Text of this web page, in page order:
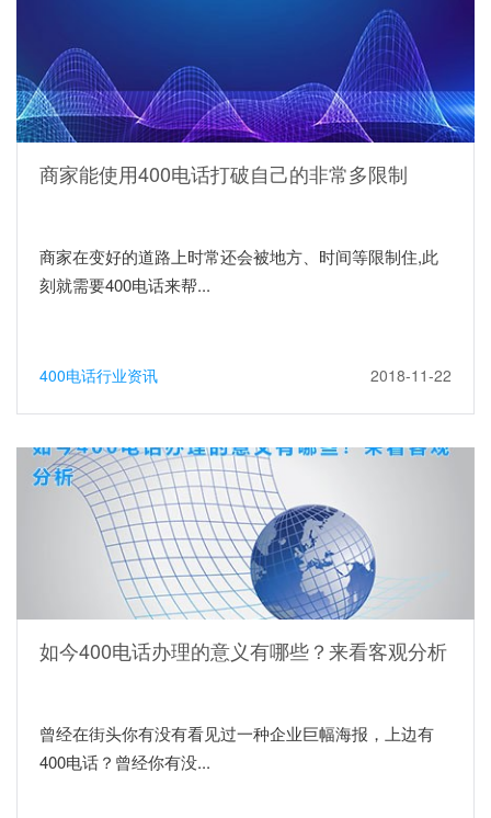
商家能使用400电话打破自己的非常多限制
商家在变好的道路上时常还会被地方、时间等限制住,此
刻就需要400电话来帮...
400电话行业资讯 2018-11-22
如今400电话办理的意义有哪些？来看客观分析
曾经在街头你有没有看见过一种企业巨幅海报，上边有
400电话？曾经你有没...